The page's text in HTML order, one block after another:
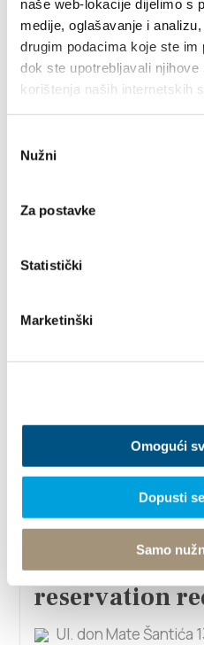
naše web-lokacije dijelimo s
medije, oglašavanje i
drugim podacima koje ste
dok ste upotrebljavali
korištenja naših internetskih
pristanka
Nužni
Za postavke
Statistički
Marketinški
Omogući
Dopusti
Samo
Obala kralja
+385 (0) 98 9535149
konoba-
Konoba
+385 (0) 91 573 2466
Obala kralja
Konoba Tapun
Ivana Pavla II 345,
095 377 0655
Konoba
reservation
Ul. don Mate Šantića